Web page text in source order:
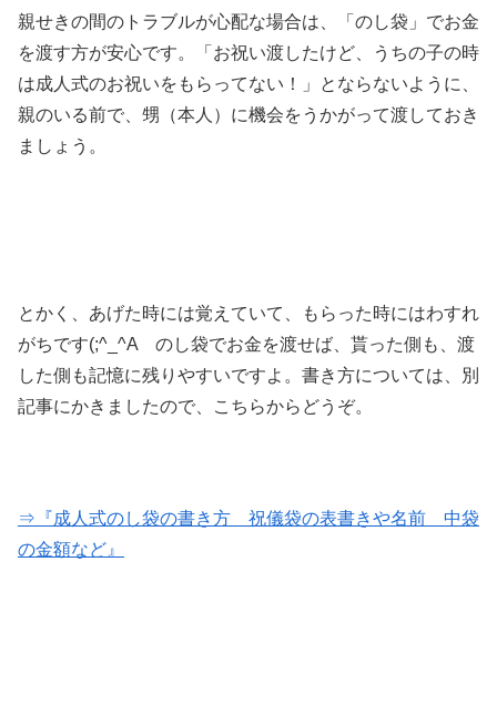
親せきの間のトラブルが心配な場合は、「のし袋」でお金
を渡す方が安心です。「お祝い渡したけど、うちの子の時
は成人式のお祝いをもらってない！」とならないように、
親のいる前で、甥（本人）に機会をうかがって渡しておき
ましょう。
とかく、あげた時には覚えていて、もらった時にはわすれ
がちです(;^_^A のし袋でお金を渡せば、貰った側も、渡
した側も記憶に残りやすいですよ。書き方については、別
記事にかきましたので、こちらからどうぞ。
⇒『成人式のし袋の書き方 祝儀袋の表書きや名前 中袋
の金額など』